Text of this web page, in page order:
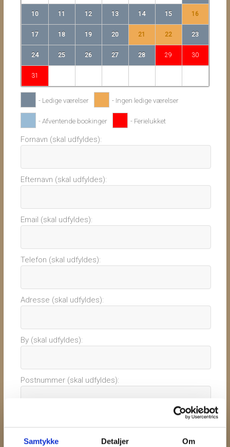
Samtykke Detaljer Om
10 11 12 13 14 15 16
17 18 19 20 21 22 23
24 25 26 27 28 29 30
31
- Ledige værelser - Ingen ledige værelser
- Afventende bookinger - Ferielukket
Fornavn (skal udfyldes):
Efternavn (skal udfyldes):
Email (skal udfyldes):
Telefon (skal udfyldes):
Adresse (skal udfyldes):
By (skal udfyldes):
Postnummer (skal udfyldes):